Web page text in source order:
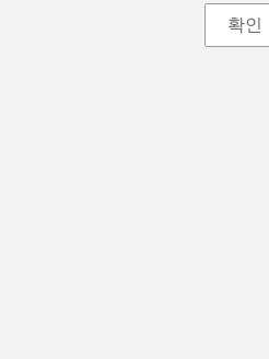
확인